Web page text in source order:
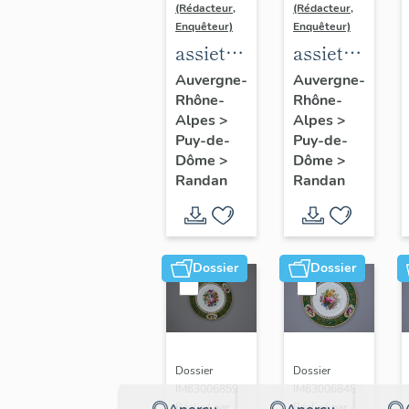
(Rédacteur,
Enquêteur)
assiette
dite
assiette
à
potage
du
service
dit
"service
d'apparat
du
château
de
Randan"
Auvergne-
Rhône-
Alpes>
Puy-de-
Dôme >
Randan
(Rédacteur,
Enquêteur)
assiette
dite
assiette
à
potage
du
service
dit
"service
d'apparat
du
château
de
Randan"
Auvergne-
Rhône-
Alpes>
Puy-de-
Dôme >
Randan
Dossier
Dossier
IM63006859 |
Dossier
Dossier
IM63006848 |